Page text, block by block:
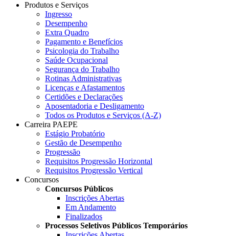
Produtos e Serviços
Ingresso
Desempenho
Extra Quadro
Pagamento e Benefícios
Psicologia do Trabalho
Saúde Ocupacional
Segurança do Trabalho
Rotinas Administrativas
Licenças e Afastamentos
Certidões e Declarações
Aposentadoria e Desligamento
Todos os Produtos e Serviços (A-Z)
Carreira PAEPE
Estágio Probatório
Gestão de Desempenho
Progressão
Requisitos Progressão Horizontal
Requisitos Progressão Vertical
Concursos
Concursos Públicos
Inscrições Abertas
Em Andamento
Finalizados
Processos Seletivos Públicos Temporários